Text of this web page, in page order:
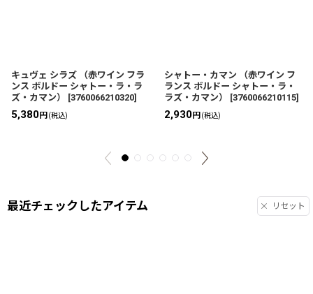
キュヴェ シラズ （赤ワイン フラ
ンス ボルドー シャトー・ラ・ラ
ズ・カマン）
[3760066210320]
5,380円 (税込)
シャトー・カマン （赤ワイン フ
ランス ボルドー シャトー・ラ・
ラズ・カマン）
[3760066210115]
2,930円 (税込)
最近チェックしたアイテム リセット